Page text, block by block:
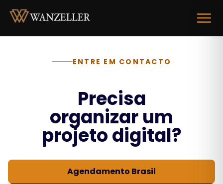
Abrir
ENTRE EM CONTACTO
Precisa
organizar um
projeto digital?
Agendamento Brasil